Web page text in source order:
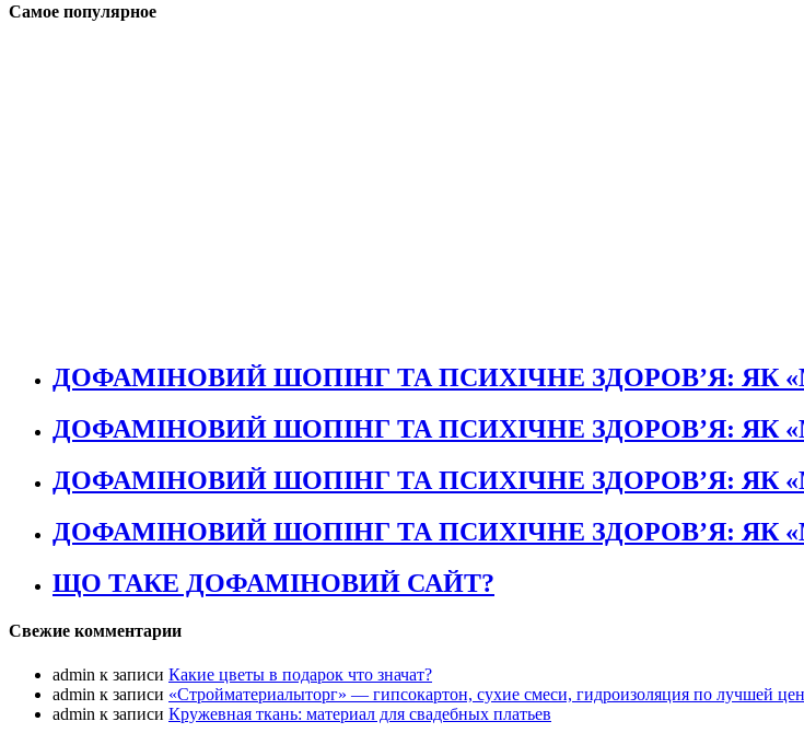
Самое популярное
ДОФАМІНОВИЙ ШОПІНГ ТА ПСИХІЧНЕ ЗДОРОВ’Я:
ДОФАМІНОВИЙ ШОПІНГ ТА ПСИХІЧНЕ ЗДОРОВ’Я:
ДОФАМІНОВИЙ ШОПІНГ ТА ПСИХІЧНЕ ЗДОРОВ’Я:
ДОФАМІНОВИЙ ШОПІНГ ТА ПСИХІЧНЕ ЗДОРОВ’Я:
ЩО ТАКЕ ДОФАМІНОВИЙ САЙТ?
Свежие комментарии
admin к записи Какие цветы в подарок что значат?
admin к записи «Стройматериалыторг» — гипсокартон, сухие смеси, гидроизоляция по лучшей
admin к записи Кружевная ткань: материал для свадебных платьев